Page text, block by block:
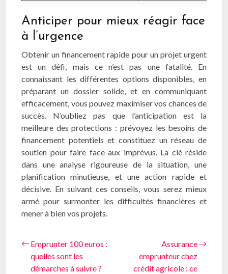
Anticiper pour mieux réagir face
à l’urgence
Obtenir un financement rapide pour un projet urgent
est un défi, mais ce n’est pas une fatalité. En
connaissant les différentes options disponibles, en
préparant un dossier solide, et en communiquant
efficacement, vous pouvez maximiser vos chances de
succès. N’oubliez pas que l’anticipation est la
meilleure des protections : prévoyez les besoins de
financement potentiels et constituez un réseau de
soutien pour faire face aux imprévus. La clé réside
dans une analyse rigoureuse de la situation, une
planification minutieuse, et une action rapide et
décisive. En suivant ces conseils, vous serez mieux
armé pour surmonter les difficultés financières et
mener à bien vos projets.
Emprunter 100 euros :
quelles sont les
démarches à suivre ?
Assurance
emprunteur chez
crédit agricole : ce